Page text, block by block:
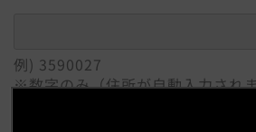
例) 3590027
※数字のみ（住所が自動入力され